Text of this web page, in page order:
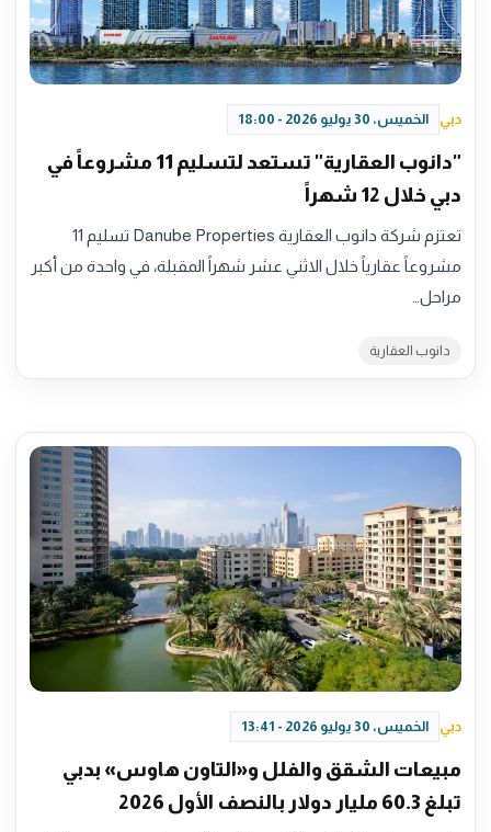
دبي الخميس، 30 يوليو 2026 - 18:00
"دانوب العقارية" تستعد لتسليم 11 مشروعاً في
دبي خلال 12 شهراً
تعتزم شركة دانوب العقارية Danube Properties تسليم 11
مشروعاً عقارياً خلال الاثني عشر شهراً المقبلة، في واحدة من أكبر
مراحل…
دانوب العقارية
دبي الخميس، 30 يوليو 2026 - 13:41
مبيعات الشقق والفلل و«التاون هاوس» بدبي
تبلغ 60.3 مليار دولار بالنصف الأول 2026